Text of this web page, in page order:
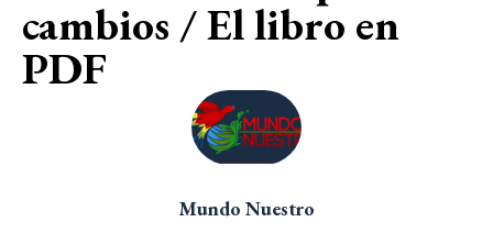
cambios / El libro en
PDF
Mundo Nuestro